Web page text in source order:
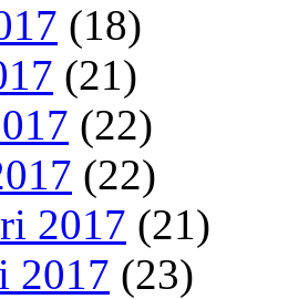
(18)
(21)
(22)
(22)
2017 (21)
2017 (23)